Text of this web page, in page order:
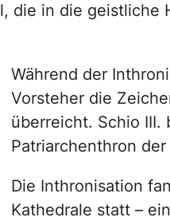
die in die geistliche
Während der
Vorsteher die
überreicht. Schio
Patriarchenthron
Die Inthronisation
Kathedrale statt –